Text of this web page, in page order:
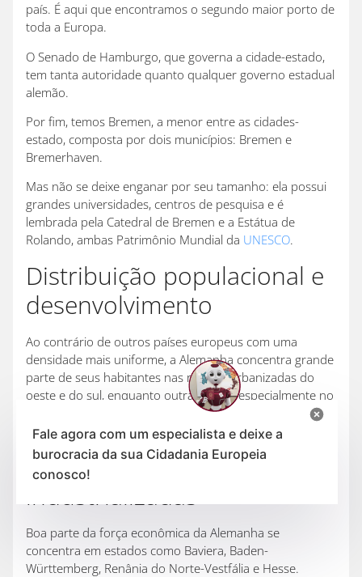
país. É aqui que encontramos o segundo maior porto de
toda a Europa.
O Senado de Hamburgo, que governa a cidade-estado,
tem tanta autoridade quanto qualquer governo estadual
alemão.
Por fim, temos Bremen, a menor entre as cidades-
estado, composta por dois municípios: Bremen e
Bremerhaven.
Mas não se deixe enganar por seu tamanho: ela possui
grandes universidades, centros de pesquisa e é
lembrada pela Catedral de Bremen e a Estátua de
Rolando, ambas Patrimônio Mundial da UNESCO.
Distribuição populacional e
desenvolvimento
Ao contrário de outros países europeus com uma
densidade mais uniforme, a Alemanha concentra grande
parte de seus habitantes nas regiões urbanizadas do
oeste e do sul, enquanto outras áreas, especialmente no
leste e no norte, ainda apresentam baixas densidades
populacionais e desafios de desenvolvimento.
Regiões mais ricas e
industrializadas
Boa parte da força econômica da Alemanha se
concentra em estados como Baviera, Baden-
Württemberg, Renânia do Norte-Vestfália e Hesse.
Fale agora com um especialista e deixe a
burocracia da sua Cidadania Europeia
conosco!